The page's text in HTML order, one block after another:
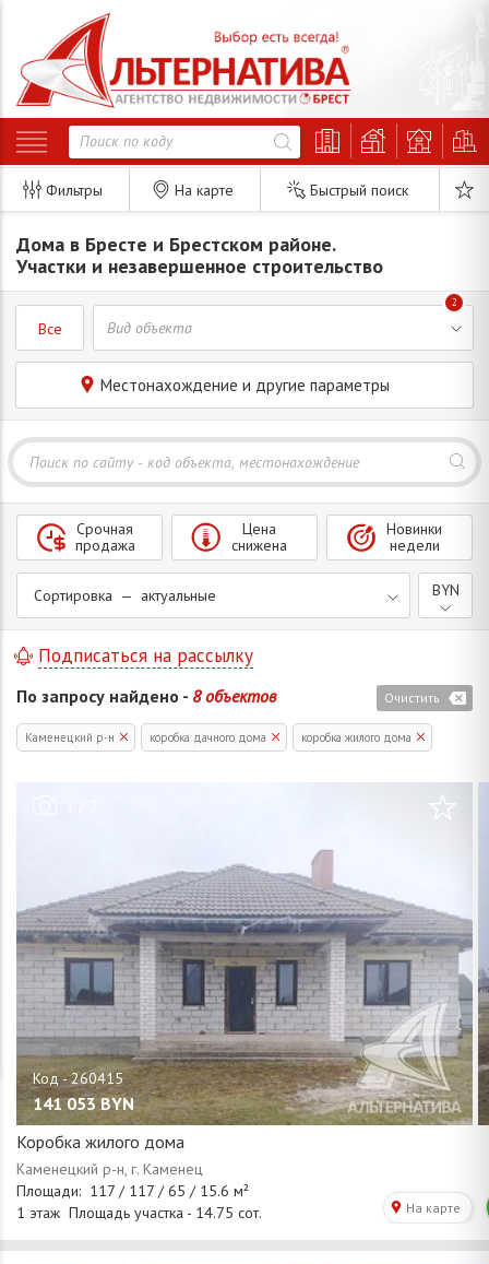
Фильтры На карте Быстрый поиск
Дома в Бресте и Брестском районе.
Участки и незавершенное строительство
Все
2
Местонахождение и другие параметры
Сортировка — актуальные
Срочная
продажа
Цена
снижена
Новинки
недели
BYN
По запросу найдено - 8 объектов Очистить
Подписаться на рассылку
Каменецкий р-н коробка дачного дома коробка жилого дома
141 053 BYN
Коробка жилого дома